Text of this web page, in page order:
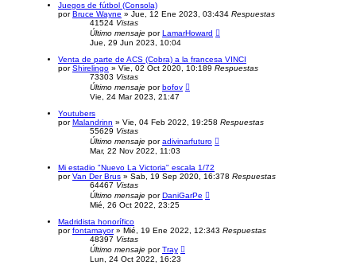
Juegos de fútbol (Consola)
por Bruce Wayne » Jue, 12 Ene 2023, 03:434 Respuestas
41524 Vistas
Último mensaje por LamarHoward
Jue, 29 Jun 2023, 10:04
Venta de parte de ACS (Cobra) a la francesa VINCI
porShirelingo » Vie, 02 Oct 2020, 10:189 Respuestas
73303 Vistas
Último mensaje por bofov
Vie, 24 Mar 2023, 21:47
Youtubers
por Malandrinn » Vie, 04 Feb 2022, 19:258 Respuestas
55629 Vistas
Último mensaje poradivinarfuturo
Mar, 22 Nov 2022, 11:03
Mi estadio "Nuevo La Victoria" escala 1/72
porVan Der Brus » Sab, 19 Sep 2020, 16:378 Respuestas
64467 Vistas
Último mensaje por DaniGarPe
Mié, 26 Oct 2022, 23:25
Madridista honorífico
porfontamayor» Mié, 19 Ene 2022, 12:343 Respuestas
48397 Vistas
Último mensaje porTray
Lun, 24 Oct 2022, 16:23